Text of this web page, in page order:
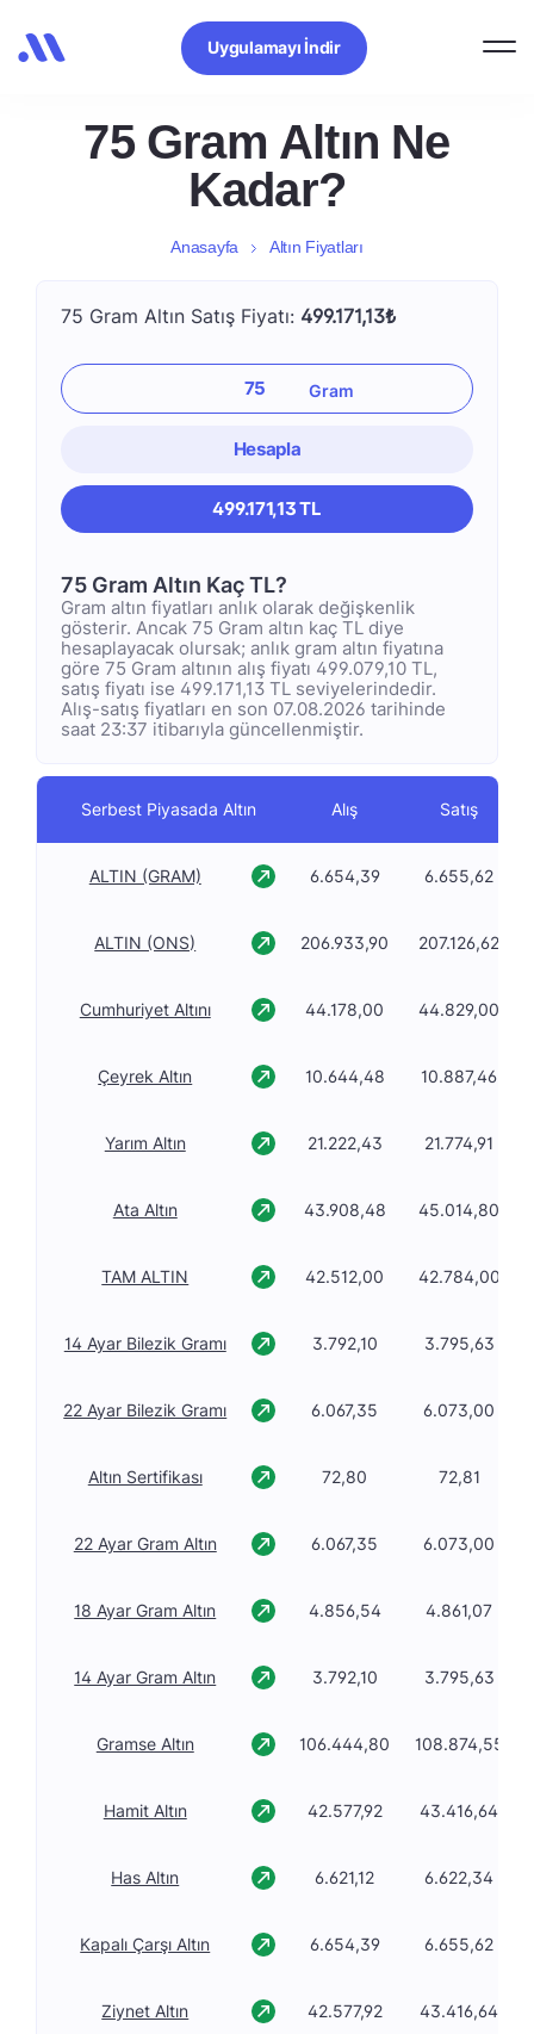
Uygulamayı İndir
75 Gram Altın Ne
Kadar?
Anasayfa Altın Fiyatları
75 Gram Altın Satış Fiyatı: 499.171,13₺
Hesapla
499.171,13 TL
75 Gram Altın Kaç TL?
Gram altın fiyatları anlık olarak değişkenlik
gösterir. Ancak 75 Gram altın kaç TL diye
hesaplayacak olursak; anlık gram altın fiyatına
göre 75 Gram altının alış fiyatı 499.079,10 TL,
satış fiyatı ise 499.171,13 TL seviyelerindedir.
Alış-satış fiyatları en son 07.08.2026 tarihinde
saat 23:37 itibarıyla güncellenmiştir.
Serbest Piyasada Altın Alış Satış
ALTIN (GRAM) 6.654,39 6.655,62
ALTIN (ONS) 206.933,90 207.126,62
Cumhuriyet Altını 44.178,00 44.829,00
Çeyrek Altın 10.644,48 10.887,46
Yarım Altın 21.222,43 21.774,91
Ata Altın 43.908,48 45.014,80
TAM ALTIN 42.512,00 42.784,00
14 Ayar Bilezik Gramı 3.792,10 3.795,63
22 Ayar Bilezik Gramı 6.067,35 6.073,00
Altın Sertifikası 72,80 72,81
22 Ayar Gram Altın 6.067,35 6.073,00
18 Ayar Gram Altın 4.856,54 4.861,07
14 Ayar Gram Altın 3.792,10 3.795,63
Gramse Altın 106.444,80 108.874,55
Hamit Altın 42.577,92 43.416,64
Has Altın 6.621,12 6.622,34
Kapalı Çarşı Altın 6.654,39 6.655,62
Ziynet Altın 42.577,92 43.416,64